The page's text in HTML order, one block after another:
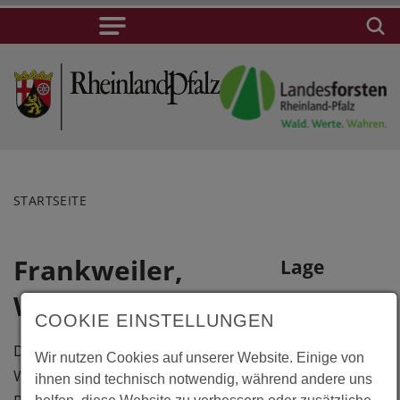
STARTSEITE
Frankweiler,
Waldlehrpfad
Der etwa 3 Km lange
Waldlehrpfad beginnt am
Lage
COOKIE EINSTELLUNGEN
Wir nutzen Cookies auf unserer Website. Einige von
ihnen sind technisch notwendig, während andere uns